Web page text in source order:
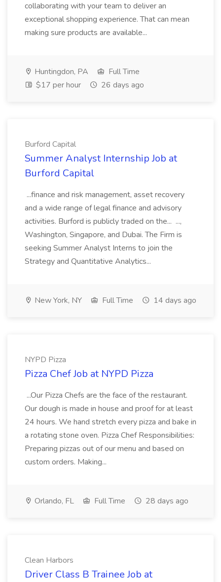
collaborating with your team to deliver an
exceptional shopping experience. That can mean
making sure products are available...
Huntingdon, PA
Full Time
$17 per hour
26 days ago
Burford Capital
Summer Analyst Internship Job at
Burford Capital
...finance and risk management, asset recovery
and a wide range of legal finance and advisory
activities. Burford is publicly traded on the... ...,
Washington, Singapore, and Dubai. The Firm is
seeking Summer Analyst Interns to join the
Strategy and Quantitative Analytics...
New York, NY Full Time 14 days ago
NYPD Pizza
Pizza Chef Job at NYPD Pizza
...Our Pizza Chefs are the face of the restaurant.
Our dough is made in house and proof for at least
24 hours. We hand stretch every pizza and bake in
a rotating stone oven. Pizza Chef Responsibilities:
Preparing pizzas out of our menu and based on
custom orders. Making...
Orlando, FL Full Time 28 days ago
Clean Harbors
Driver Class B Trainee Job at